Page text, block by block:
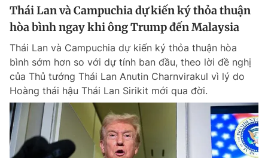
Đọc Thanh Niên trên điện thoại
Theo dõi báo trên
Thái Lan và Campuchia dự kiến ký thỏa thuận
hòa bình ngay khi ông Trump đến Malaysia
Thái Lan và Campuchia dự kiến ký thỏa thuận hòa
bình sớm hơn so với dự tính ban đầu, theo lời đề nghị
của Thủ tướng Thái Lan Anutin Charnvirakul vì lý do
Hoàng thái hậu Thái Lan Sirikit mới qua đời.